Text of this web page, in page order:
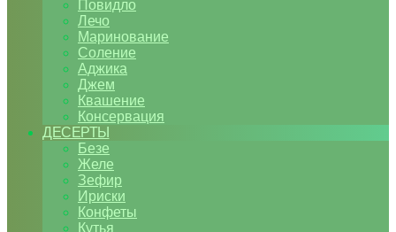
Повидло
Лечо
Маринование
Соление
Аджика
Джем
Квашение
Консервация
ДЕСЕРТЫ
Безе
Желе
Зефир
Ириски
Конфеты
Кутья